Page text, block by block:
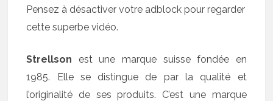
Pensez à désactiver votre adblock pour regarder
cette superbe vidéo.
Strellson est une marque suisse fondée en
1985. Elle se distingue de par la qualité et
l’originalité de ses produits. C’est une marque